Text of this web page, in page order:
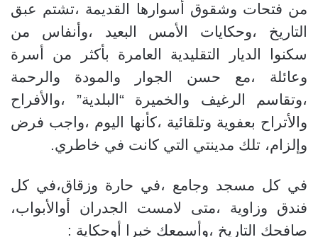
من فتحات وشقوق أسوارها القديمة ،تشتم عبق
التاريخ ،وحكايات الأمس البعيد ،وأنفاس من
سكنوا الديار التقليدية العامرة بأكثر من أسرة
وعائلة ،مع حسن الجوار والمودة والرحمة
،وتقاسم الرغيف والخميرة “البلدية” ،والأفراح
والأتراح بعفوية وتلقائية ،كأنها اليوم ،واجب فرض
وإلزام، تلك مدينتي التي كانت في خاطري.
في كل مسجد وجامع ،في حارة وزقاق،في كل
فندق وزاوية ،متى لامست الجدران أوالأبواب،
صافحك التاريخ ،وأسمعك خبرا أوحكاية :